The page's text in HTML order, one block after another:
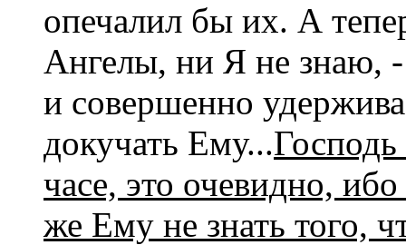
опечалил бы их. А
Ангелы, ни Я не знаю,
и совершенно
докучать Ему...
часе, это очевидно,
же Ему не знать того,